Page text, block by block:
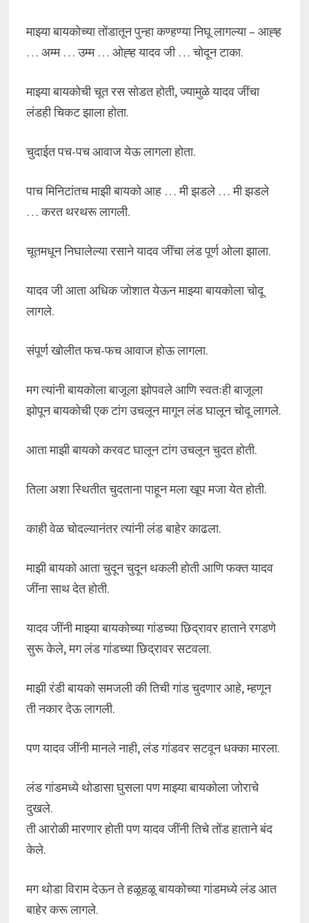
माझ्या बायकोच्या तोंडातून पुन्हा कण्हण्या निघू लागल्या – आह्ह
… अम्म … उम्म … ओह्ह यादव जी … चोदून टाका.
माझ्या बायकोची चूत रस सोडत होती, ज्यामुळे यादव जींचा
लंडही चिकट झाला होता.
चुदाईत पच-पच आवाज येऊ लागला होता.
पाच मिनिटांतच माझी बायको आह … मी झडले … मी झडले
… करत थरथरू लागली.
चूतमधून निघालेल्या रसाने यादव जींचा लंड पूर्ण ओला झाला.
यादव जी आता अधिक जोशात येऊन माझ्या बायकोला चोदू
लागले.
संपूर्ण खोलीत फच-फच आवाज होऊ लागला.
मग त्यांनी बायकोला बाजूला झोपवले आणि स्वतःही बाजूला
झोपून बायकोची एक टांग उचलून मागून लंड घालून चोदू लागले.
आता माझी बायको करवट घालून टांग उचलून चुदत होती.
तिला अशा स्थितीत चुदताना पाहून मला खूप मजा येत होती.
काही वेळ चोदल्यानंतर त्यांनी लंड बाहेर काढला.
माझी बायको आता चुदून चुदून थकली होती आणि फक्त यादव
जींना साथ देत होती.
यादव जींनी माझ्या बायकोच्या गांडच्या छिद्रावर हाताने रगडणे
सुरू केले, मग लंड गांडच्या छिद्रावर सटवला.
माझी रंडी बायको समजली की तिची गांड चुदणार आहे, म्हणून
ती नकार देऊ लागली.
पण यादव जींनी मानले नाही, लंड गांडवर सटवून धक्का मारला.
लंड गांडमध्ये थोडासा घुसला पण माझ्या बायकोला जोराचे
दुखले.
ती आरोळी मारणार होती पण यादव जींनी तिचे तोंड हाताने बंद
केले.
मग थोडा विराम देऊन ते हळूहळू बायकोच्या गांडमध्ये लंड आत
बाहेर करू लागले.